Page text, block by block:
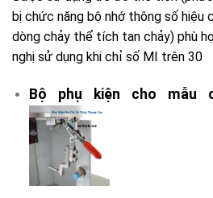
bị chức năng bộ nhớ thông số hiệu
dòng chảy thể tích tan chảy) phù
nghị sử dụng khi chỉ số MI trên 30
Bộ phụ kiện cho mẫu